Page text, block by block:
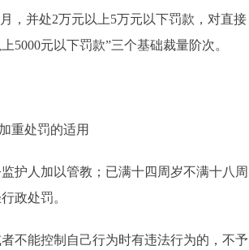
，并处2万元以上5万元以下罚款，对直接
5000元以下罚款”三个基础裁量阶次。
重处罚的适用
护人加以管教；已满十四周岁不满十八周
政处罚。
不能控制自己行为时有违法行为的，不予